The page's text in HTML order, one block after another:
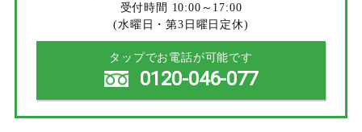
受付時間 10:00～17:00
(水曜日・第3日曜日定休)
タップでお電話が可能です
0120-046-077